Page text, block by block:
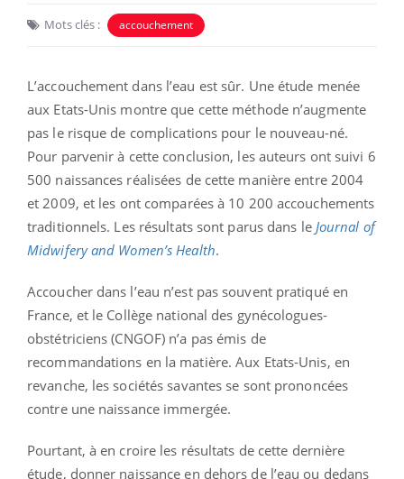
Mots clés : accouchement
L’accouchement dans l’eau est sûr. Une étude menée
aux Etats-Unis montre que cette méthode n’augmente
pas le risque de complications pour le nouveau-né.
Pour parvenir à cette conclusion, les auteurs ont suivi 6
500 naissances réalisées de cette manière entre 2004
et 2009, et les ont comparées à 10 200 accouchements
traditionnels. Les résultats sont parus dans le Journal of
Midwifery and Women’s Health.
Accoucher dans l’eau n’est pas souvent pratiqué en
France, et le Collège national des gynécologues-
obstétriciens (CNGOF) n’a pas émis de
recommandations en la matière. Aux Etats-Unis, en
revanche, les sociétés savantes se sont prononcées
contre une naissance immergée.
Pourtant, à en croire les résultats de cette dernière
étude, donner naissance en dehors de l’eau ou dedans